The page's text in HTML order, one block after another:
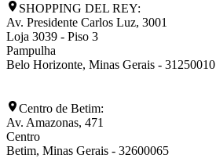
SHOPPING DEL REY:
Av. Presidente Carlos Luz, 3001
Loja 3039 - Piso 3
Pampulha
Belo Horizonte, Minas Gerais - 31250010
Centro de Betim:
Av. Amazonas, 471
Centro
Betim, Minas Gerais - 32600065